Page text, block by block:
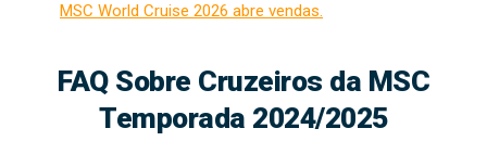
MSC World Cruise 2026 abre vendas.
FAQ Sobre Cruzeiros da MSC
Temporada 2024/2025